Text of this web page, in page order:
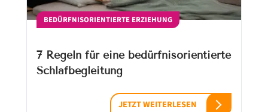
BEDÜRFNISORIENTIERTE ERZIEHUNG
7 Regeln für eine bedürfnisorientierte
Schlafbegleitung
JETZT WEITERLESEN